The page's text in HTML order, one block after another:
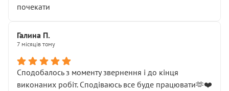
почекати
Галина П.
7 місяців тому
Сподобалось з моменту звернення і до кінця
виконаних робіт. Сподіваюсь все буде працювати🫶❤️